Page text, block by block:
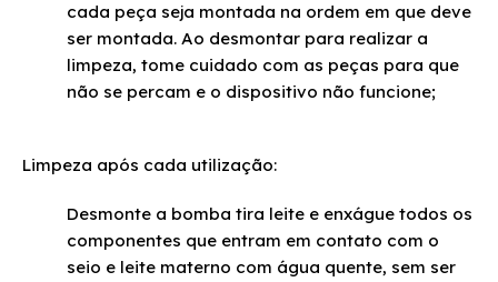
Bomba tira leite SMART LCD produz sucção fraca ou
não realiza sucção
cada peça seja montada na ordem em que deve
ser montada. Ao desmontar para realizar a
limpeza, tome cuidado com as peças para que
não se percam e o dispositivo não funcione;
Limpeza após cada utilização:
Desmonte a bomba tira leite e enxágue todos os
componentes que entram em contato com o
seio e leite materno com água quente, sem ser